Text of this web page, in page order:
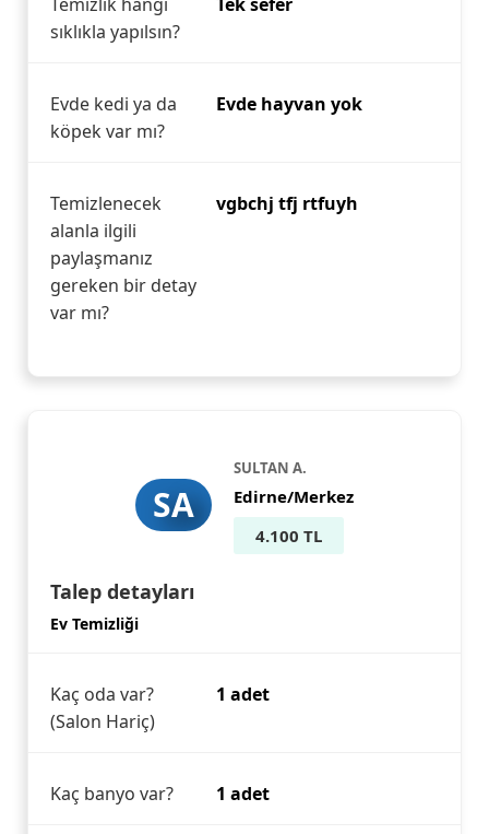
sıklıkla yapılsın?
Evde kedi ya da
köpek var mı?
Evde hayvan yok
Temizlenecek
alanla ilgili
paylaşmanız
gereken bir detay
var mı?
vgbchj tfj rtfuyh
SA
SULTAN A.
Edirne/Merkez
4.100 TL
Talep detayları
Ev Temizliği
Kaç oda var?
(Salon Hariç)
1 adet
Kaç banyo var? 1 adet